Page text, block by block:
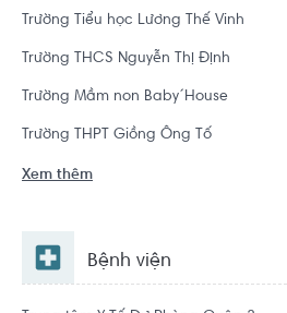
Trường Tiểu học Lương Thế Vinh
Trường THCS Nguyễn Thị Định
Trường Mầm non Baby´House
Trường THPT Giồng Ông Tố
Xem thêm
Bệnh viện